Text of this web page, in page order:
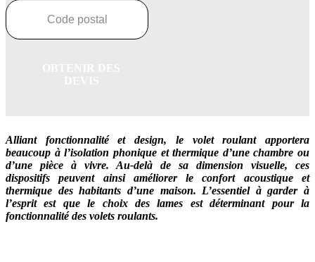
Alliant fonctionnalité et design, le volet roulant apportera
beaucoup à l’isolation phonique et thermique d’une chambre ou
d’une pièce à vivre. Au-delà de sa dimension visuelle, ces
dispositifs peuvent ainsi améliorer le confort acoustique et
thermique des habitants d’une maison. L’essentiel à garder à
l’esprit est que le choix des lames est déterminant pour la
fonctionnalité des volets roulants.